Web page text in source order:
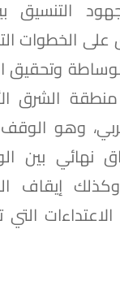
التنسيق
الخطوات
الشرق
وهو
نهائي بين
وكذلك إيقاف